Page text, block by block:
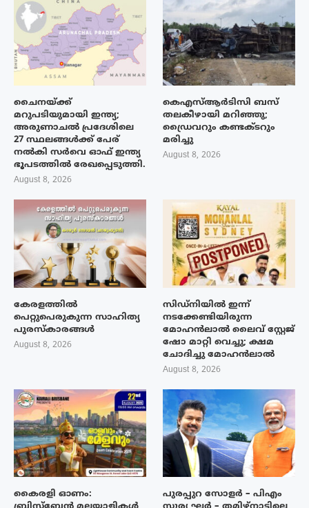
ചൈനയ്ക്ക്
മറുപടിയുമായി ഇന്ത്യ;
അരുണാചൽ പ്രദേശിലെ
27 സ്ഥലങ്ങൾക്ക് പേര്
നൽകി സർവെ ഓഫ് ഇന്ത്യ
ഭൂപടത്തിൽ രേഖപ്പെടുത്തി.
August 8, 2026
കെഎസ്ആർടിസി ബസ്
തലകീഴായി മറിഞ്ഞു;
ഡ്രൈവറും കണ്ടക്ടറും
മരിച്ചു
August 8, 2026
കേരളത്തിൽ
പെറ്റുപെരുകുന്ന സാഹിത്യ
പുരസ്‌കാരങ്ങൾ
August 8, 2026
സിഡ്നിയിൽ ഇന്ന്
നടക്കേണ്ടിയിരുന്ന
മോഹൻലാൽ ലൈവ് സ്റ്റേജ്
ഷോ മാറ്റി വെച്ചു; ക്ഷമ
ചോദിച്ചു മോഹൻലാൽ
August 8, 2026
കൈരളി ഓണം:
പുരപ്പുറ സോളർ – പിഎം